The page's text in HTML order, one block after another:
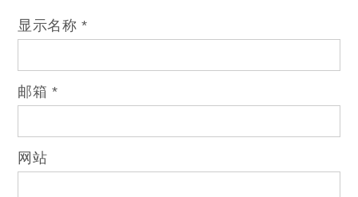
显示名称 *
邮箱 *
网站